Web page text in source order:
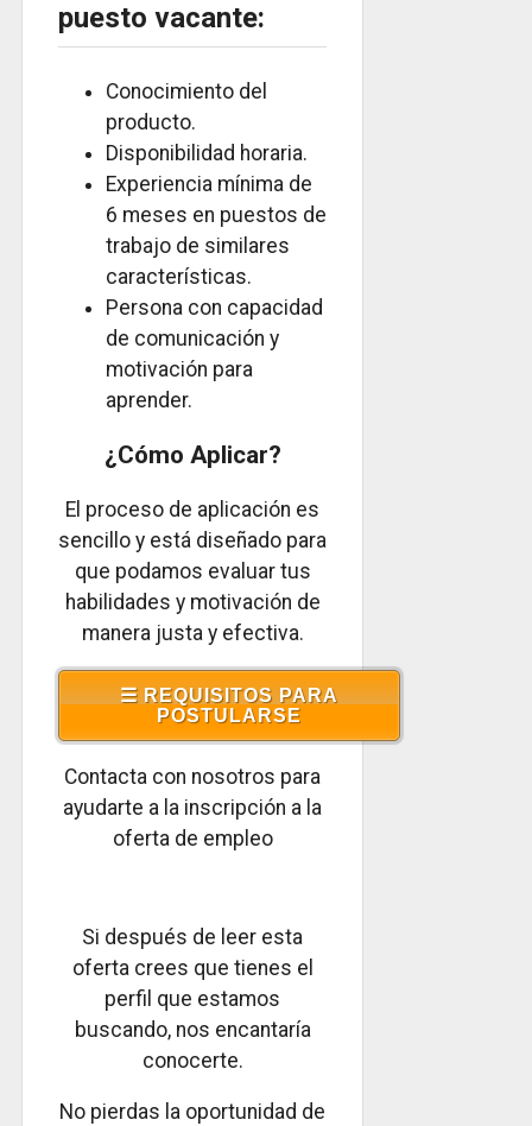
puesto vacante:
Conocimiento del
producto.
Disponibilidad horaria.
Experiencia mínima de
6 meses en puestos de
trabajo de similares
características.
Persona con capacidad
de comunicación y
motivación para
aprender.
¿Cómo Aplicar?
El proceso de aplicación es
sencillo y está diseñado para
que podamos evaluar tus
habilidades y motivación de
manera justa y efectiva.
☰ REQUISITOS PARA
POSTULARSE
Contacta con nosotros para
ayudarte a la inscripción a la
oferta de empleo
Si después de leer esta
oferta crees que tienes el
perfil que estamos
buscando, nos encantaría
conocerte.
No pierdas la oportunidad de